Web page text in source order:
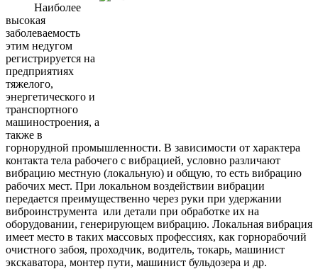
Наиболее
высокая
заболеваемость
этим недугом
регистрируется на
предприятиях
тяжелого,
энергетического и
транспортного
машиностроения, а
также в
горнорудной промышленности. В зависимости от характера
контакта тела рабочего с вибрацией, условно различают
вибрацию местную (локальную) и общую, то есть вибрацию
рабочих мест. При локальном воздействии вибрации
передается преимущественно через руки при удержании
виброинструмента или детали при обработке их на
оборудовании, генерирующем вибрацию. Локальная вибрация
имеет место в таких массовых профессиях, как горнорабочий
очистного забоя, проходчик, водитель, токарь, машинист
экскаватора, монтер пути, машинист бульдозера и др.